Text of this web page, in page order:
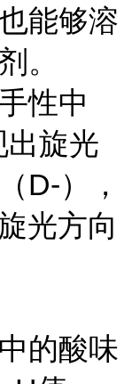
能够溶
。
性中
出旋光
D-），
光方向
的酸味